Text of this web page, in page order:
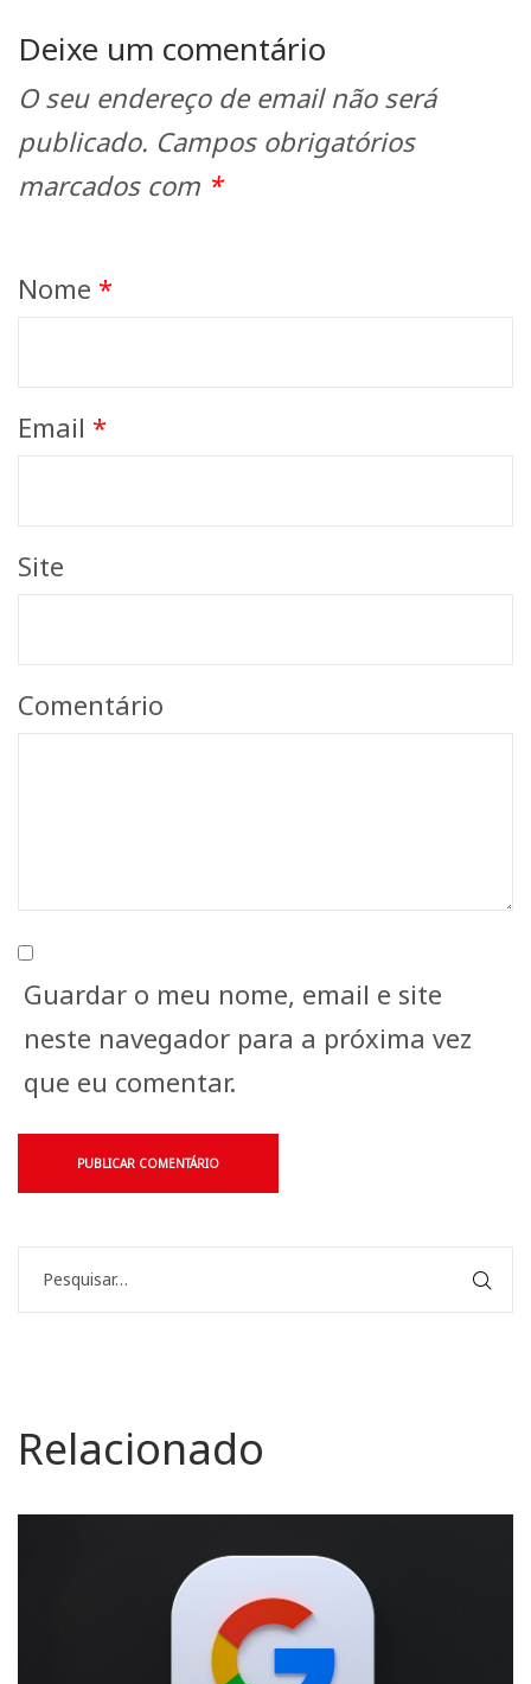
Deixe um comentário
O seu endereço de email não será
publicado. Campos obrigatórios
marcados com *
Nome *
Email *
Site
Comentário
Guardar o meu nome, email e site
neste navegador para a próxima vez
que eu comentar.
Relacionado